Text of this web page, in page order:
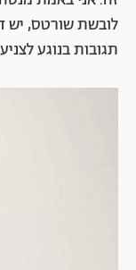
לובשת שורטס, יש
תגובות בנוגע